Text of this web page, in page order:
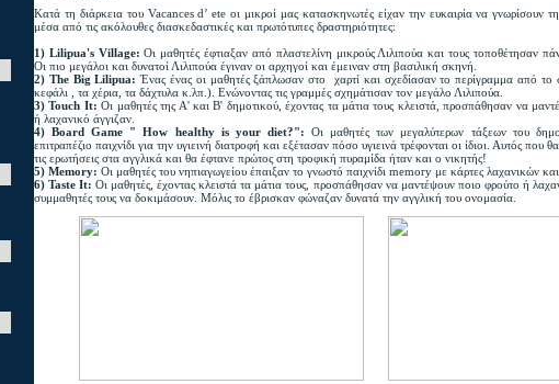
Κατά τη διάρκεια του Vacances d’ ete οι μικροί μας κατασκηνωτές είχαν την ευκαιρία να γνωρίσουν
μέσα από τις ακόλουθες διασκεδαστικές και πρωτότυπες δραστηριότητες:
1) Lilipua's Village:Οι μαθητές έφτιαξαν από πλαστελίνη μικρούς Λιλιπούα και τους τοποθέτησαν
Οι πιο μεγάλοι και δυνατοί Λιλιπούα έγιναν οι αρχηγοί και έμειναν στη βασιλική σκηνή.
2) The Big Lilipua:Ένας ένας οι μαθητές ξάπλωσαν στο χαρτί και σχεδίασαν το περίγραμμα από το
κεφάλι , τα χέρια, τα δάχτυλα κ.λπ.). Ενώνοντας τις γραμμές σχημάτισαν τον μεγάλο Λιλιπούα.
3) Touch It:Οι μαθητές της Α' και Β' δημοτικού, έχοντας τα μάτια τους κλειστά, προσπάθησαν να
ή λαχανικό άγγιζαν.
4) Board Game " How healthy is your diet?":Οι μαθητές των μεγαλύτερων τάξεων του
επιτραπέζιο παιχνίδι για την υγιεινή διατροφή και εξέτασαν πόσο υγιεινά τρέφονται οι ίδιοι. Αυτός που
τις ερωτήσεις στα αγγλικά και θα έφτανε πρώτος στη τροφική πυραμίδα ήταν και ο νικητής!
5) Memory: Οι μαθητές του νηπιαγωγείου έπαιξαν το γνωστό παιχνίδι memory με κάρτες λαχανικών
6) Taste It:Οι μαθητές, έχοντας κλειστά τα μάτια τους, προσπάθησαν να μαντέψουν ποιο φρούτο ή
συμμαθητές τους να δοκιμάσουν. Μόλις το έβρισκαν φώναζαν δυνατά την αγγλική του ονομασία.